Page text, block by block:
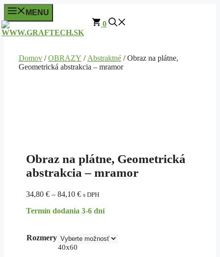
Preskočiť
na
obsah
MENU
0
Domov /OBRAZY / Abstraktné / Obraz na plátne,
Geometrická abstrakcia – mramor
Obraz na plátne, Geometrická
abstrakcia – mramor
34,80 € – 84,10 €Price
34,80 €
s DPH
Termín dodania 3-6 dní
Rozmery
40x60